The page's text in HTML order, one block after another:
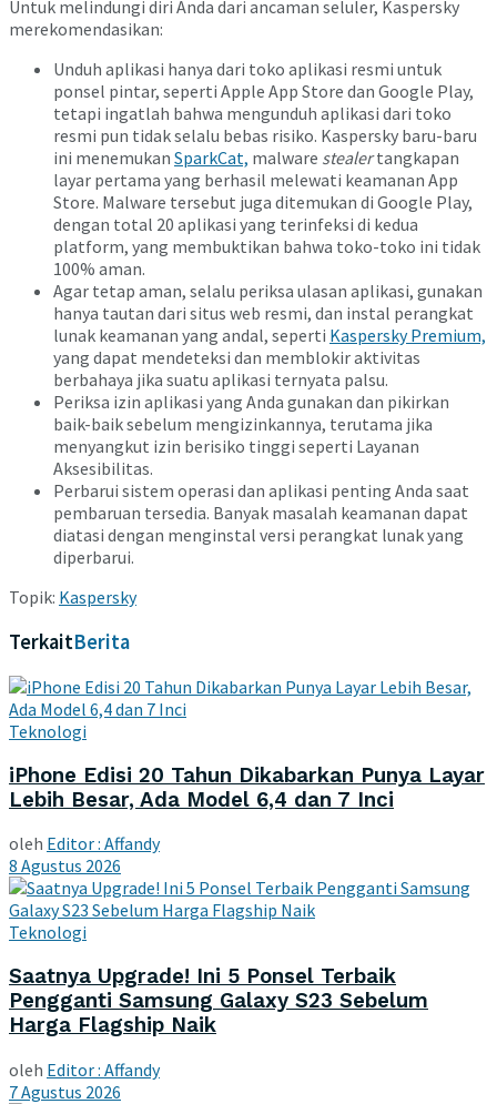
Untuk melindungi diri Anda dari ancaman seluler, Kaspersky
merekomendasikan:
Unduh aplikasi hanya dari toko aplikasi resmi untuk
ponsel pintar, seperti Apple App Store dan Google Play,
tetapi ingatlah bahwa mengunduh aplikasi dari toko
resmi pun tidak selalu bebas risiko. Kaspersky baru-baru
ini menemukan SparkCat, malware stealertangkapan
layar pertama yang berhasil melewati keamanan App
Store. Malware tersebut juga ditemukan di Google Play,
dengan total 20 aplikasi yang terinfeksi di kedua
platform, yang membuktikan bahwa toko-toko ini tidak
100% aman.
Agar tetap aman, selalu periksa ulasan aplikasi, gunakan
hanya tautan dari situs web resmi, dan instal perangkat
lunak keamanan yang andal, seperti Kaspersky Premium,
yang dapat mendeteksi dan memblokir aktivitas
berbahaya jika suatu aplikasi ternyata palsu.
Periksa izin aplikasi yang Anda gunakan dan pikirkan
baik-baik sebelum mengizinkannya, terutama jika
menyangkut izin berisiko tinggi seperti Layanan
Aksesibilitas.
Perbarui sistem operasi dan aplikasi penting Anda saat
pembaruan tersedia. Banyak masalah keamanan dapat
diatasi dengan menginstal versi perangkat lunak yang
diperbarui.
Topik: Kaspersky
TerkaitBerita
Teknologi
iPhone Edisi 20 Tahun Dikabarkan Punya Layar
Lebih Besar, Ada Model 6,4 dan 7 Inci
oleh Editor : Affandy
8 Agustus 2026
Teknologi
Saatnya Upgrade! Ini 5 Ponsel Terbaik
Pengganti Samsung Galaxy S23 Sebelum
Harga Flagship Naik
oleh Editor : Affandy
7 Agustus 2026